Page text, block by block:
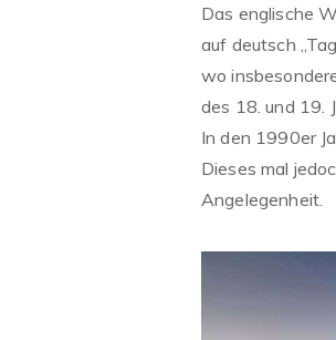
Das englische
auf deutsch
wo
des 18. und 19.
In den 1990er
Dieses mal
Angelegenheit.